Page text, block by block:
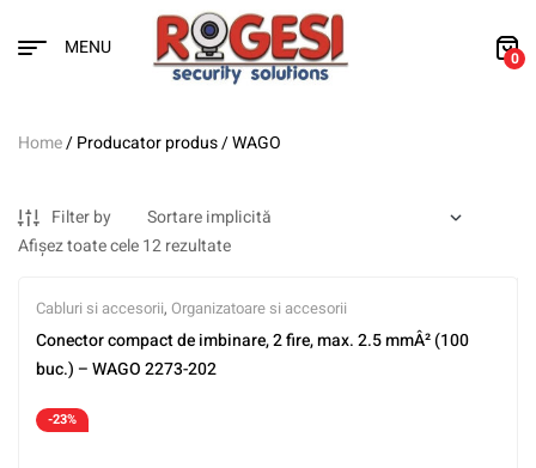
MENU 0
Home/ Producator produs / WAGO
Filter by
Afișez toate cele 12 rezultate
Cabluri si accesorii, Organizatoare si accesorii
Conector compact de imbinare, 2 fire, max. 2.5 mmÂ² (100
buc.) – WAGO 2273-202
-23%